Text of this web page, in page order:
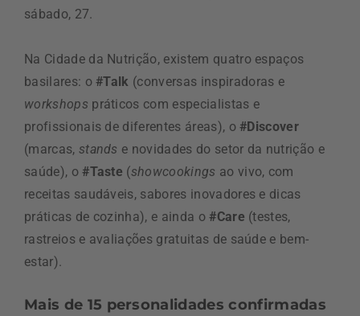
sábado, 27.
Na Cidade da Nutrição, existem quatro espaços
basilares: o#Talk (conversas inspiradoras e
workshops práticos com especialistas e
profissionais de diferentes áreas), o#Discover
(marcas, stands e novidades do setor da nutrição e
saúde), o#Taste (showcookings ao vivo, com
receitas saudáveis, sabores inovadores e dicas
práticas de cozinha), e ainda o#Care (testes,
rastreios e avaliações gratuitas de saúde e bem-
estar).
Mais de 15 personalidades confirmadas